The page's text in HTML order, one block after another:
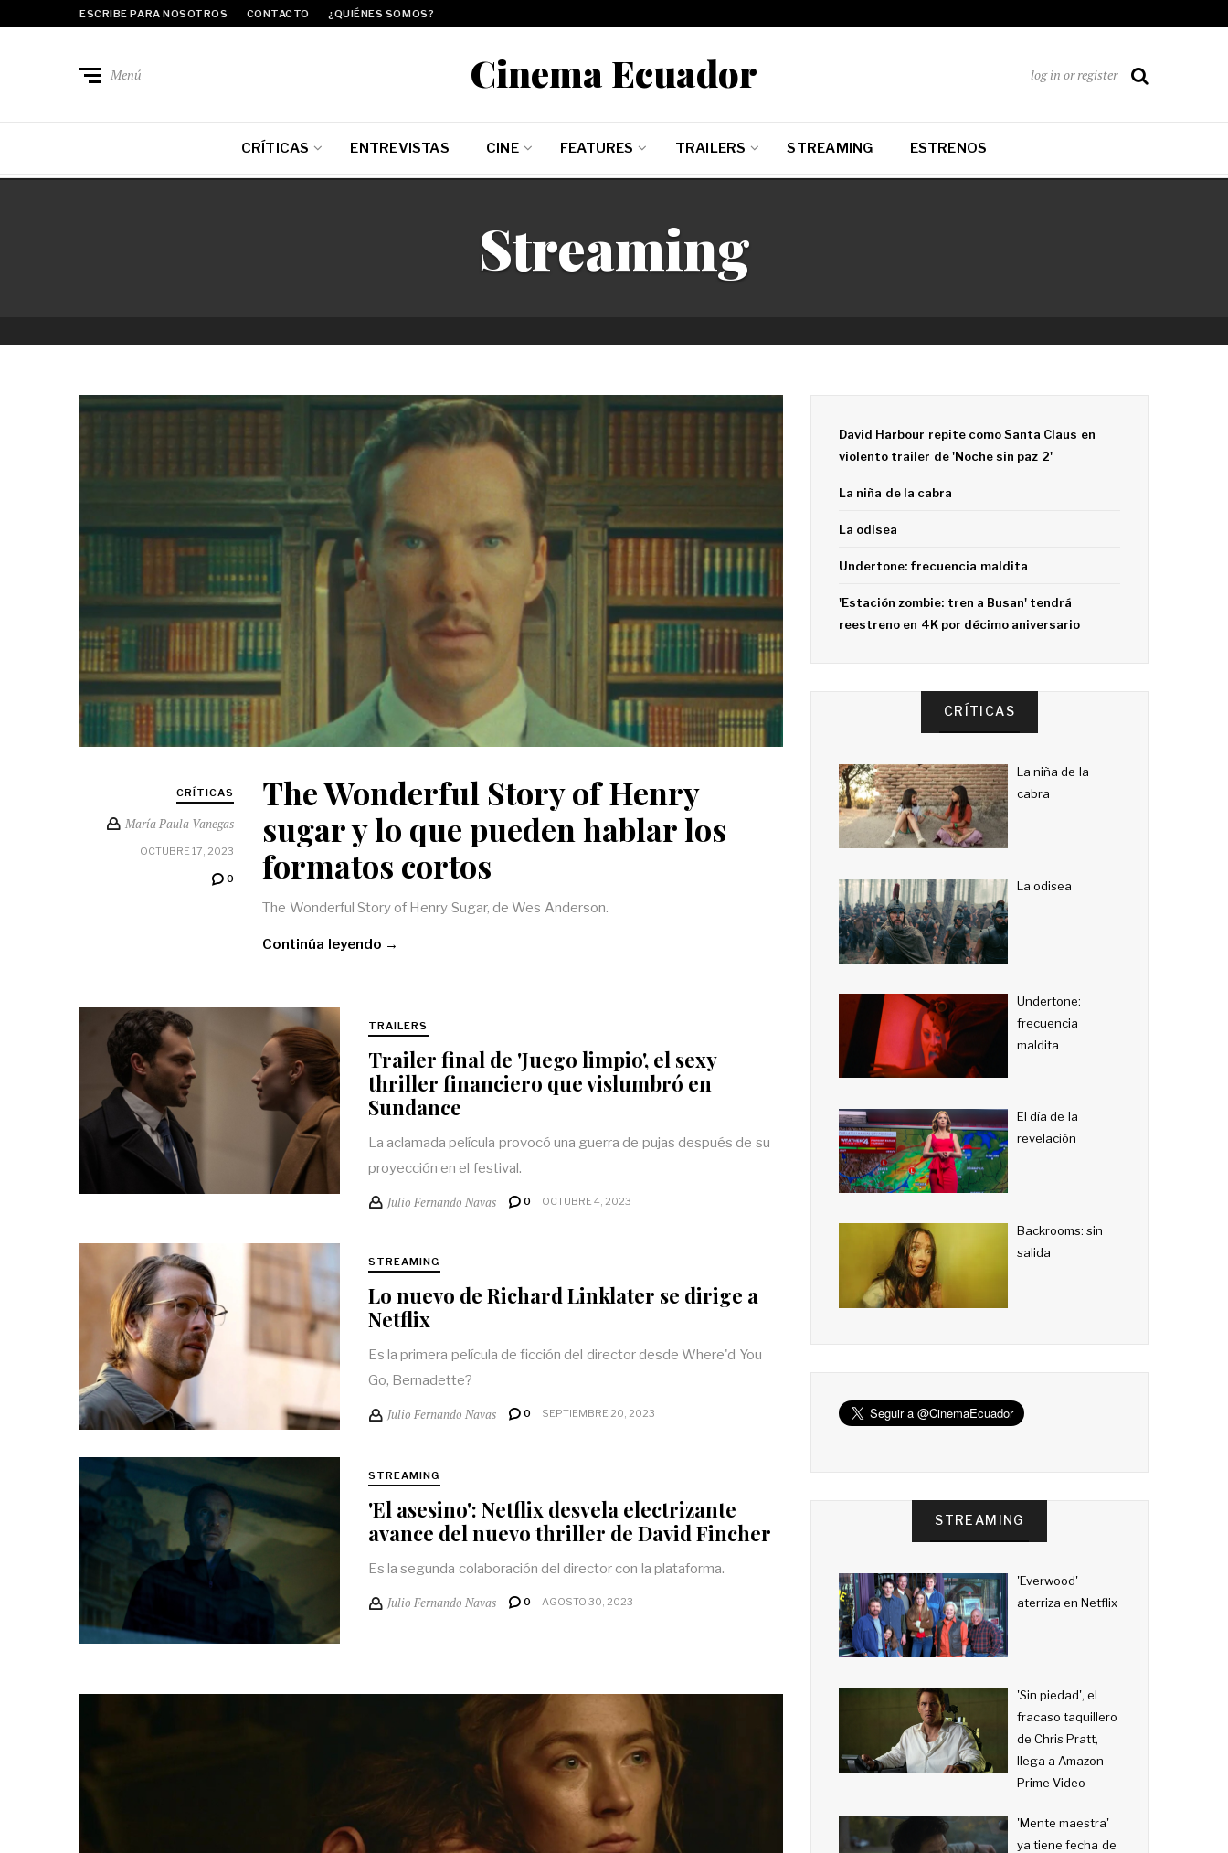
ESCRIBE PARA NOSOTROS CONTACTO ¿QUIÉNES SOMOS?
Cinema Ecuador
Menú log in or register
CRÍTICAS ENTREVISTAS CINE FEATURES TRAILERS STREAMING ESTRENOS
Streaming
CRÍTICAS
María Paula Vanegas
OCTUBRE 17, 2023
0
The Wonderful Story of Henry
sugar y lo que pueden hablar los
formatos cortos
The Wonderful Story of Henry Sugar, de Wes Anderson.
Continúa leyendo →
TRAILERS
Trailer final de 'Juego limpio', el sexy
thriller financiero que vislumbró en
Sundance
La aclamada película provocó una guerra de pujas después de su
proyección en el festival.
Julio Fernando Navas 0 OCTUBRE 4, 2023
STREAMING
Lo nuevo de Richard Linklater se dirige a
Netflix
Es la primera película de ficción del director desde Where'd You
Go, Bernadette?
Julio Fernando Navas 0 SEPTIEMBRE 20, 2023
STREAMING
'El asesino': Netflix desvela electrizante
avance del nuevo thriller de David Fincher
Es la segunda colaboración del director con la plataforma.
Julio Fernando Navas 0 AGOSTO 30, 2023
David Harbour repite como Santa Claus en
violento trailer de 'Noche sin paz 2'
La niña de la cabra
La odisea
Undertone: frecuencia maldita
'Estación zombie: tren a Busan' tendrá
reestreno en 4K por décimo aniversario
CRÍTICAS
La niña de la
cabra
La odisea
Undertone:
frecuencia
maldita
El día de la
revelación
Backrooms: sin
salida
STREAMING
'Everwood'
aterriza en Netflix
'Sin piedad', el
fracaso taquillero
de Chris Pratt,
llega a Amazon
Prime Video
'Mente maestra'
ya tiene fecha de